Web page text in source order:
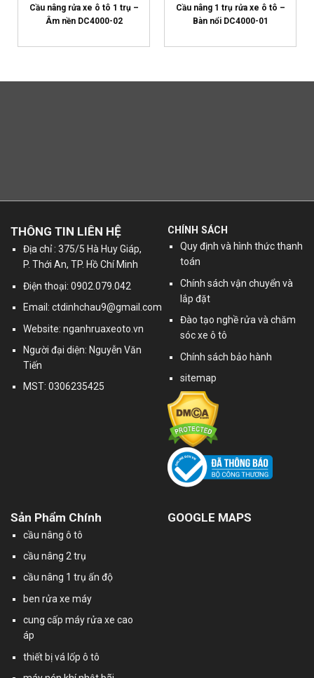
Cầu nâng rửa xe ô tô 1 trụ –
Âm nền DC4000-02
Cầu nâng 1 trụ rửa xe ô tô –
Bàn nổi DC4000-01
THÔNG TIN LIÊN HỆ
Địa chỉ : 375/5 Hà Huy Giáp,
P. Thới An, TP. Hồ Chí Minh
Điện thoại: 0902.079.042
Email:ctdinhchau9@gmail.com
Website: nganhruaxeoto.vn
Người đại diện: Nguyễn Văn
Tiến
MST: 0306235425
CHÍNH SÁCH
Quy định và hình thức thanh
toán
Chính sách vận chuyển và
lắp đặt
Đào tạo nghề rửa và chăm
sóc xe ô tô
Chính sách bảo hành
sitemap
Sản Phẩm Chính
cầu nâng ô tô
cầu nâng 2 trụ
cầu nâng 1 trụ ấn độ
ben rửa xe máy
cung cấp máy rửa xe cao
áp
thiết bị vá lốp ô tô
GOOGLE MAPS